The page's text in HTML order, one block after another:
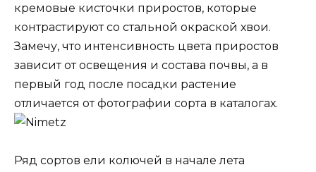
кремовые кисточки приростов, которые
контрастируют со стальной окраской хвои.
Замечу, что интенсивность цвета приростов
зависит от освещения и состава почвы, а в
первый год после посадки растение
отличается от фотографии сорта в каталогах.
Ряд сортов ели колючей в начале лета